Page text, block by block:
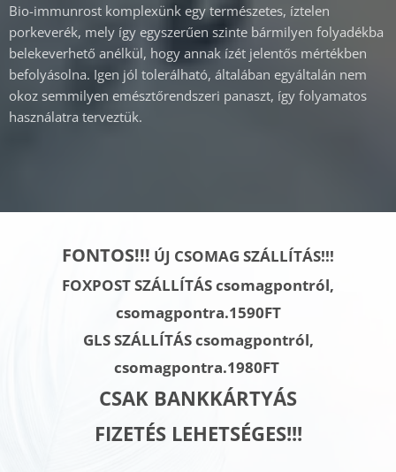
Bio-immunrost komplexünk egy természetes, íztelen
porkeverék, mely így egyszerűen szinte bármilyen folyadékba
belekeverhető anélkül, hogy annak ízét jelentős mértékben
befolyásolna. Igen jól tolerálható, általában egyáltalán nem
okoz semmilyen emésztőrendszeri panaszt, így folyamatos
használatra terveztük.
FONTOS!!! ÚJ CSOMAG SZÁLLÍTÁS!!!
FOXPOST SZÁLLÍTÁS csomagpontról,
csomagpontra.1590FT
GLS SZÁLLÍTÁScsomagpontról,
csomagpontra.1980FT
CSAK BANKKÁRTYÁS
FIZETÉS LEHETSÉGES!!!